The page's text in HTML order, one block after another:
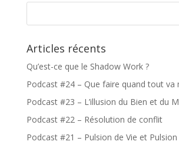
Articles récents
Qu’est-ce que le Shadow Work ?
Podcast #24 – Que faire quand tout va
Podcast #23 – L’illusion du Bien et du
Podcast #22 – Résolution de conflit
Podcast #21 – Pulsion de Vie et